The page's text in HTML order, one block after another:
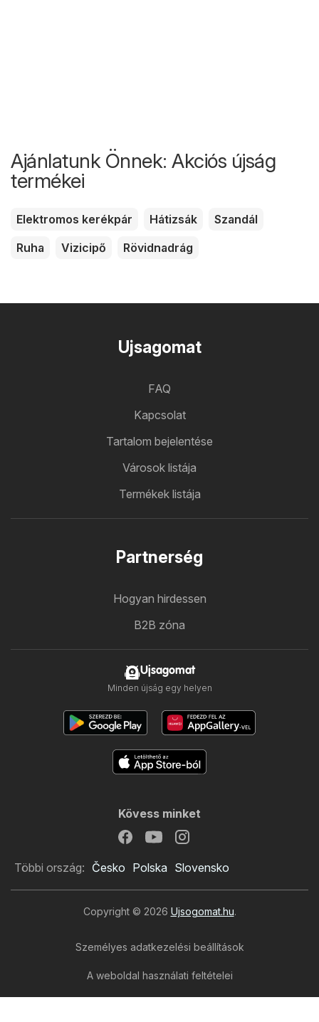
Ajánlatunk Önnek: Akciós újság
termékei
Elektromos kerékpár Hátizsák
Szandál
Ruha
Vizicipő Rövidnadrág
Ujsagomat
FAQ
Kapcsolat
Tartalom bejelentése
Városok listája
Termékek listája
Partnerség
Hogyan hirdessen
B2B zóna
Ujsagomat
Minden újság egy helyen
Kövess minket
Többi ország: Česko Polska Slovensko
Copyright © 2026 Ujsogomat.hu.
Személyes adatkezelési beállítások
A weboldal használati feltételei